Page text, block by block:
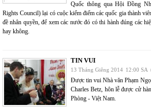
Quốc thông qua Hội Đồng
Rights Council) lại có cuộc kiểm điểm các quốc gia thành
đề nhân quyền, để xem các nước đó có thi hành đúng các
hay không.
TIN VUI
13 Tháng Giêng 2014 12:00 SA
Được tin vui Nhà văn Phạm
Charles Betz, hôn lễ được cử
Phòng - Việt Nam.